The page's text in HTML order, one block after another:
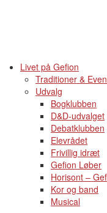
Livet på Gefion
Traditioner &
Udvalg
Bogklubben
D&D-udvalget
Debatklubben
Elevrådet
Frivillig idræt
Gefion Løber
Horisont –
Kor og band
Musical